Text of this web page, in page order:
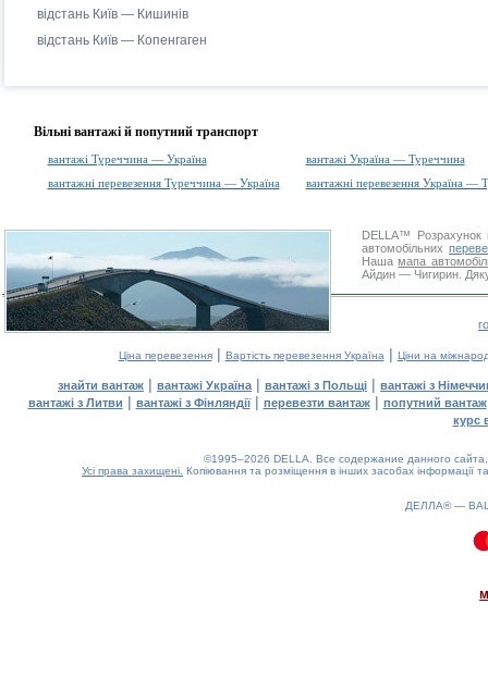
відстань Київ — Кишинів
відстань Київ — Копенгаген
Вільні вантажі й попутний транспорт
вантажі Туреччина — Україна
вантажі Україна — Туреччина
вантажні перевезення Туреччина — Україна
вантажні перевезення Україна —
DELLA™
Розрахунок
автомобільних
Нашамапа
Айдин — Чигирин.
Ціна перевезення| Вартість перевезення Україна | Ціни на
знайти вантаж | вантажі Україна | вантажі з Польщі | вантажі з
вантажі з Литви | вантажі з Фінляндії| перевезти вантаж| попутний вантаж
курс
©1995–2026 DELLA. Все содержание данного
Усі права захищені. Копіювання та розміщення в інших засобах інформації
ДЕЛЛА® —